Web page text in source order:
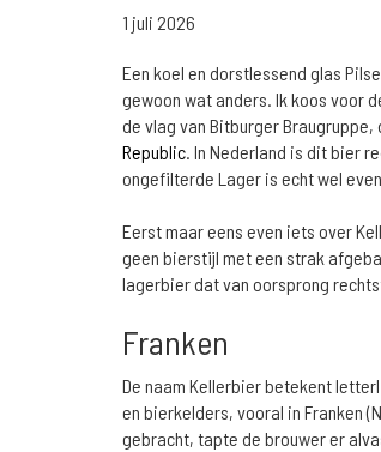
1 juli 2026
Een koel en dorstlessend glas
gewoon wat anders. Ik koos voor
de vlag van Bitburger Braugruppe,
Republic. In Nederland is dit bier
ongefilterde Lager is echt wel
Eerst maar eens even iets over
geen bierstijl met een strak
lagerbier dat van oorsprong
Franken
De naam Kellerbier betekent
en bierkelders, vooral in Franken
gebracht, tapte de brouwer er